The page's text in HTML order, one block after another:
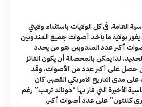
العامة، في كل الولايات باستثناء ولايتي
بولاية ما يأخذ أصوات جميع المندوبين
أكبر عدد المندوبين هو من يحدد
لذا يمكن بالمحصلة أن يكون الفائز
حصل على أكبر عدد من الأصوات، وقد
التاريخ الأمريكي القصير، كان
الأخيرة التي فاز بها “دونالد ترمب” رغم
كلنتون” على عدد أصوات أكبر.